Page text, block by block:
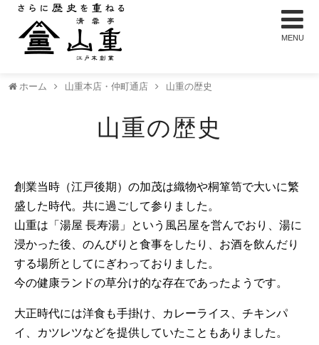
ホーム 山重本店・仲町通店 山重の歴史
山重の歴史
創業当時（江戸後期）の加茂は織物や桐箪笥で大いに繁
盛した時代。共に過ごして参りました。
山重は「湯屋 長寿湯」という風呂屋を営んでおり、湯に
浸かった後、のんびりと食事をしたり、お酒を飲んだり
する場所としてにぎわっておりました。
今の健康ランドの草分け的な存在であったようです。
大正時代には洋食も手掛け、カレーライス、チキンパ
イ、カツレツなどを提供していたこともありました。